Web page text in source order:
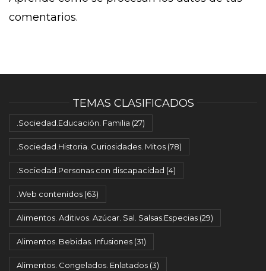
comentarios.
TEMAS CLASIFICADOS
.Sociedad.Educación. Familia (27)
.Sociedad.Historia. Curiosidades. Mitos (78)
.Sociedad.Personas con discapacidad (4)
.Web contenidos (63)
Alimentos. Aditivos. Azúcar. Sal. Salsas.Especias (29)
Alimentos. Bebidas. Infusiones (31)
Alimentos. Congelados. Enlatados (3)